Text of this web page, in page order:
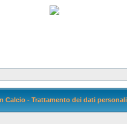
Calcio - Trattamento dei dati personali